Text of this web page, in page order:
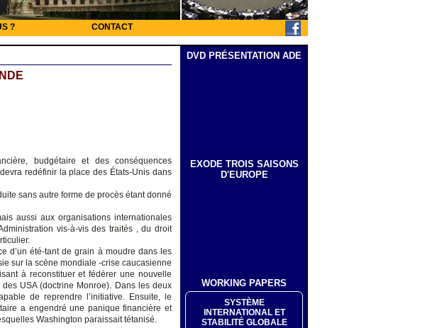
? CONTACT
budgétaire et des conséquences
redéfinir la place des États-Unis dans
sans autre forme de procès étant donné
aussi aux organisations internationales
vis-à-vis des traités , du droit
d’un été-tant de grain à moudre dans les
sur la scène mondiale -crise caucasienne
à reconstituer et fédérer une nouvelle
USA (doctrine Monroe). Dans les deux
de reprendre l’initiative. Ensuite, le
a engendré une panique financière et
Washington paraissait tétanisé.
DVD PRÉSENTATION ADE
EXODE TROIS SAISONS
D'EUROPE
WORKING PAPERS
SYSTÈME
INTERNATIONAL ET
STABILITÉ GLOBALE